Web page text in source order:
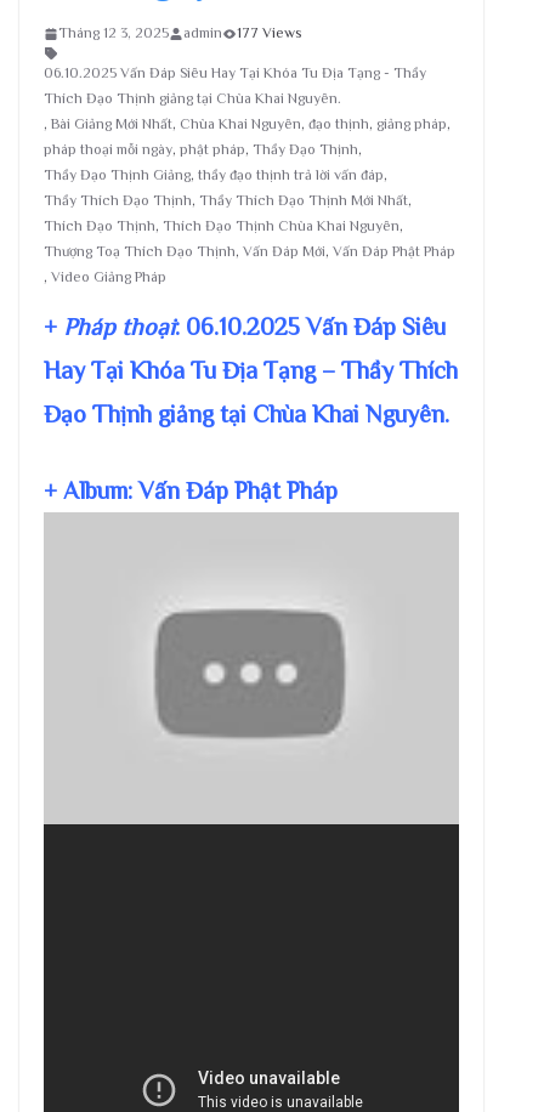
Tháng 12 3, 2025 admin 177 Views
06.10.2025 Vấn Đáp Siêu Hay Tại Khóa Tu Địa Tạng - Thầy
Thích Đạo Thịnh giảng tại Chùa Khai Nguyên.
, Bài Giảng Mới Nhất, Chùa Khai Nguyên, đạo thịnh, giảng pháp,
pháp thoại mỗi ngày, phật pháp, Thầy Đạo Thịnh,
Thầy Đạo Thịnh Giảng, thầy đạo thịnh trả lời vấn đáp,
Thầy Thích Đạo Thịnh, Thầy Thích Đạo Thịnh Mới Nhất,
Thích Đạo Thịnh, Thích Đạo Thịnh Chùa Khai Nguyên,
Thượng Toạ Thích Đạo Thịnh, Vấn Đáp Mới, Vấn Đáp Phật Pháp
, Video Giảng Pháp
+ Pháp thoại: 06.10.2025 Vấn Đáp Siêu
Hay Tại Khóa Tu Địa Tạng – Thầy Thích
Đạo Thịnh giảng tại Chùa Khai Nguyên.
+ Album: Vấn Đáp Phật Pháp